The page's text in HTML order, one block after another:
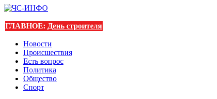
ГЛАВНОЕ: День строителя
Новости
Происшествия
Есть вопрос
Политика
Общество
Спорт